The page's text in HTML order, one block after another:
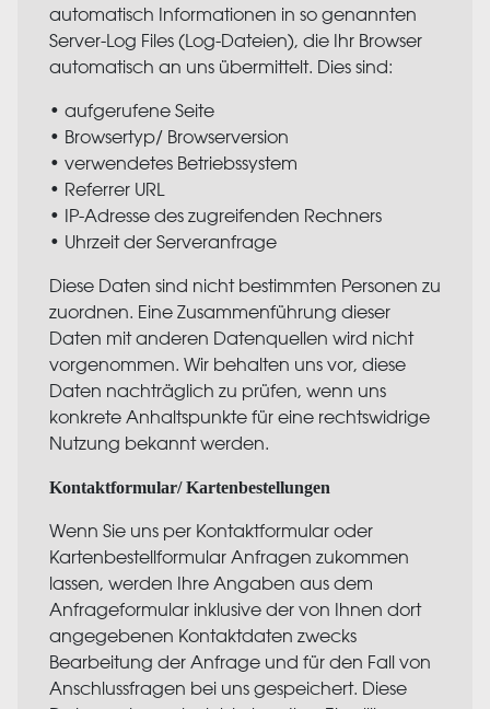
automatisch Informationen in so genannten
Server-Log Files (Log-Dateien), die Ihr Browser
automatisch an uns übermittelt. Dies sind:
• aufgerufene Seite
• Browsertyp/ Browserversion
• verwendetes Betriebssystem
• Referrer URL
• IP-Adresse des zugreifenden Rechners
• Uhrzeit der Serveranfrage
Diese Daten sind nicht bestimmten Personen zu
zuordnen. Eine Zusammenführung dieser
Daten mit anderen Datenquellen wird nicht
vorgenommen. Wir behalten uns vor, diese
Daten nachträglich zu prüfen, wenn uns
konkrete Anhaltspunkte für eine rechtswidrige
Nutzung bekannt werden.
Kontaktformular/ Kartenbestellungen
Wenn Sie uns per Kontaktformular oder
Kartenbestellformular Anfragen zukommen
lassen, werden Ihre Angaben aus dem
Anfrageformular inklusive der von Ihnen dort
angegebenen Kontaktdaten zwecks
Bearbeitung der Anfrage und für den Fall von
Anschlussfragen bei uns gespeichert. Diese